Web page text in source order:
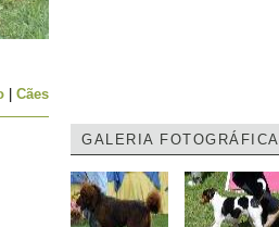
Cães
GALERIA FOTOGRÁFICA